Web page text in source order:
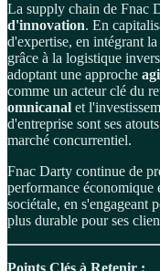
La supply chain de Fnac
d'innovation. En
d'expertise, en intégrant la
grâce à la logistique
adoptant une approche
comme un acteur clé du
omnicanal et
d'entreprise sont ses
marché concurrentiel.
Fnac Darty continue de
performance économique
sociétale, en s'engageant
plus durable pour ses